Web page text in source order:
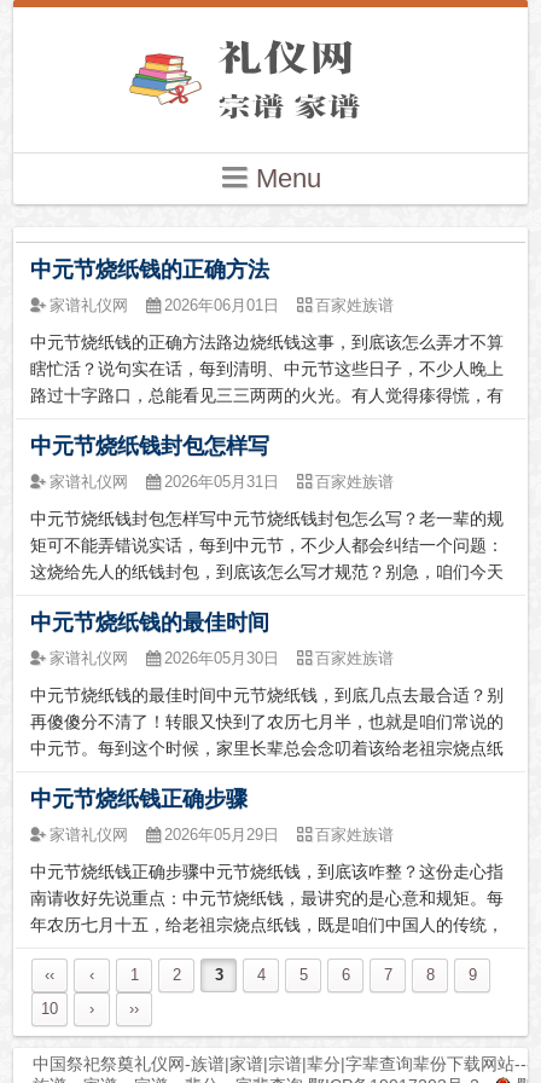
Menu
中元节烧纸钱的正确方法
家谱礼仪网 2026年06月01日 百家姓族谱
中元节烧纸钱的正确方法路边烧纸钱这事，到底该怎么弄才不算
瞎忙活？说句实在话，每到清明、中元节这些日子，不少人晚上
路过十字路口，总能看见三三两两的火光。有人觉得瘆得慌，有
钱”。但说实话，这事儿真要讲究起来，还真不是随便划根火柴就
完事的。这习俗...
中元节烧纸钱封包怎样写
家谱礼仪网 2026年05月31日 百家姓族谱
中元节烧纸钱封包怎样写中元节烧纸钱封包怎么写？老一辈的规
矩可不能弄错说实话，每到中元节，不少人都会纠结一个问题：
这烧给先人的纸钱封包，到底该怎么写才规范？别急，咱们今天
不是随便烧烧就完事了。这个习俗啊，打从古代就传下来了。古
人都相信，农历七月...
中元节烧纸钱的最佳时间
家谱礼仪网 2026年05月30日 百家姓族谱
中元节烧纸钱的最佳时间中元节烧纸钱，到底几点去最合适？别
再傻傻分不清了！转眼又快到了农历七月半，也就是咱们常说的
中元节。每到这个时候，家里长辈总会念叨着该给老祖宗烧点纸
是晚上去？别急，今天咱们就用大白话把这事儿说清楚，免得你
烧错了时间，心意没...
中元节烧纸钱正确步骤
家谱礼仪网 2026年05月29日 百家姓族谱
中元节烧纸钱正确步骤中元节烧纸钱，到底该咋整？这份走心指
南请收好先说重点：中元节烧纸钱，最讲究的是心意和规矩。每
年农历七月十五，给老祖宗烧点纸钱，既是咱们中国人的传统，
别急，咱们今天就把这事儿捋一捋，说得明明白白，还带点人情
味儿。这规矩打哪...
‹‹ ‹ 1 2 3 4 5 6 7 8
9
10
› ››
中国祭祀祭奠礼仪网-族谱|家谱|宗谱|辈分|字辈查询辈份下载网站---